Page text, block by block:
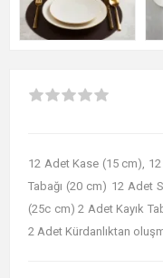
12 Adet Kase (15 cm),
Tabağı (20 cm) 12 Adet
(25c cm) 2 Adet Kayık
2 Adet Kürdanlıktan